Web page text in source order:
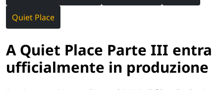
Quiet Place
A Quiet Place Parte III entra
ufficialmente in produzione